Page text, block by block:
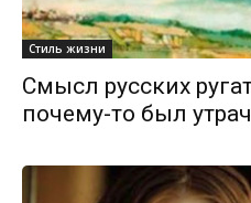
Стиль жизни
Смысл русских
почему-то был